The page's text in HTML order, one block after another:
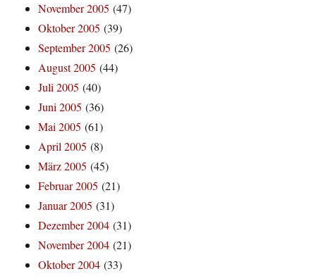
November 2005 (47)
Oktober 2005 (39)
September 2005 (26)
August 2005 (44)
Juli 2005 (40)
Juni 2005 (36)
Mai 2005 (61)
April 2005 (8)
März 2005 (45)
Februar 2005 (21)
Januar 2005 (31)
Dezember 2004 (31)
November 2004 (21)
Oktober 2004 (33)